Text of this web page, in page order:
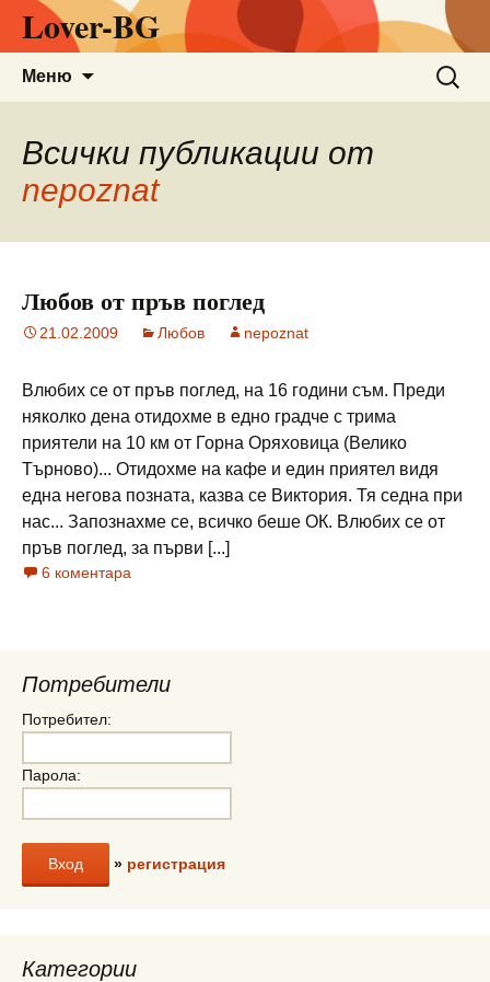
Lover-BG
Меню
за:
Всички публикации от
nepoznat
Любов от пръв поглед
21.02.2009 Любов nepoznat
Влюбих се от пръв поглед, на 16 години съм. Преди
няколко дена отидохме в едно градче с трима
приятели на 10 км от Горна Оряховица (Велико
Търново)... Отидохме на кафе и един приятел видя
една негова позната, казва се Виктория. Тя седна при
нас... Запознахме се, всичко беше ОК. Влюбих се от
пръв поглед, за първи [...]
6 коментара
Потребители
Потребител:
Парола:
» регистрация
Категории